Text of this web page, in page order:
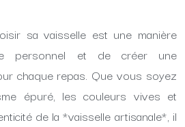
sa vaisselle est une manière
personnel et de créer une
chaque repas. Que vous soyez
épuré, les couleurs vives et
de la *vaisselle artisanale*, il